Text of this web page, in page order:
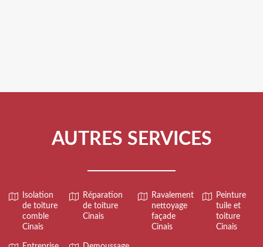
AUTRES SERVICES
Isolation
de toiture
comble
Cinais
Réparation
de toiture
Cinais
Ravalement
nettoyage
façade
Cinais
Peinture
tuile et
toiture
Cinais